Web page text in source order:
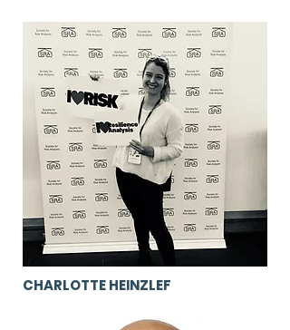
CHARLOTTE HEINZLEF